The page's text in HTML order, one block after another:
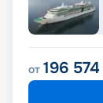
от 196 574